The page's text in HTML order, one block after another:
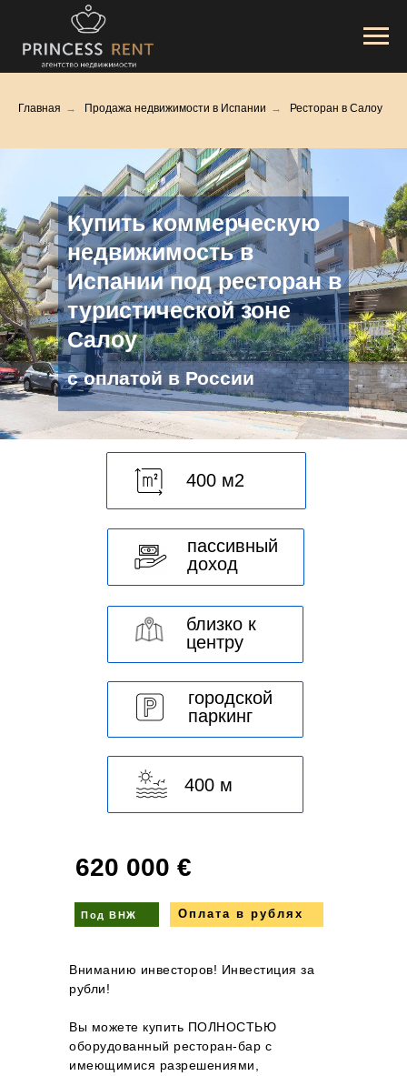
Главная → Продажа недвижимости в Испании → Ресторан в Салоу
Купить коммерческую
недвижимость в
Испании под ресторан в
туристической зоне
Салоу
с оплатой в России
пассивный
доход
городской
паркинг
400 м
близко к
центру
400 м2
620 000 €
Под ВНЖ
Вниманию инвесторов! Инвестиция за
рубли!
Вы можете купить ПОЛНОСТЬЮ
оборудованный ресторан-бар с
имеющимися разрешениями,
Оплата в рублях